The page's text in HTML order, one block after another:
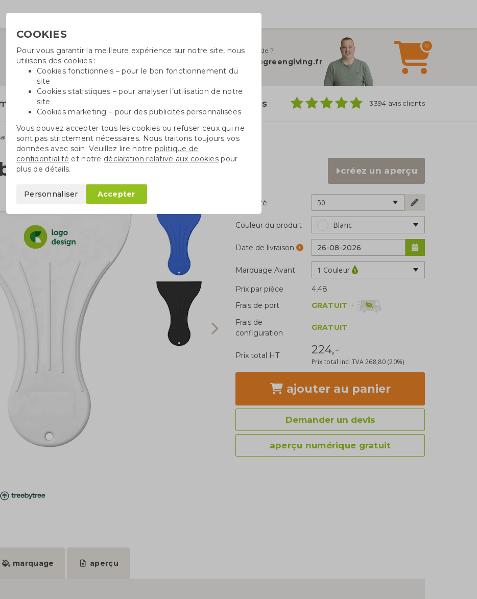
Besoin d’aide ?
info@greengiving.fr
0
Sacs en coton Stylos 3394 avis clients
Cadeaux d’hiver Grattoir à glace biodégradable
créez un aperçu
Quantité 50
Couleur du produit Blanc
Date de livraison
Marquage Avant 1 Couleur
Prix par pièce
4,48
Frais de port
GRATUIT +
Frais de
configuration
GRATUIT
Prix total HT 224,-
Prix total incl.TVA268,80 (20%)
ajouter au panier
Demander un devis
aperçu numérique gratuit
marquage aperçu
COOKIES
Pour vous garantir la meilleure expérience sur notre site, nous
utilisons des cookies :
Cookies fonctionnels – pour le bon fonctionnement du
site
Cookies statistiques – pour analyser l’utilisation de notre
site
Cookies marketing – pour des publicités personnalisées
Vous pouvez accepter tous les cookies ou refuser ceux qui ne
sont pas strictement nécessaires. Nous traitons toujours vos
données avec soin. Veuillez lire notre politique de
confidentialité et notre déclaration relative aux cookiespour
plus de détails.
Personnaliser Accepter